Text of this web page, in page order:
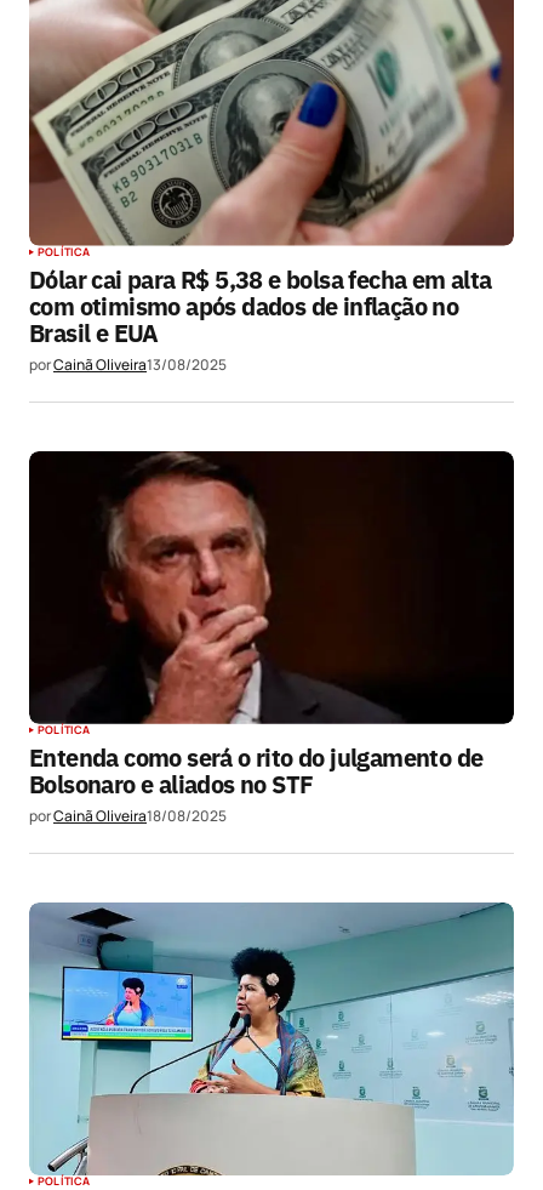
POLÍTICA
Dólar cai para R$ 5,38 e bolsa fecha em alta
com otimismo após dados de inflação no
Brasil e EUA
porCainã Oliveira13/08/2025
POLÍTICA
Entenda como será o rito do julgamento de
Bolsonaro e aliados no STF
porCainã Oliveira18/08/2025
POLÍTICA